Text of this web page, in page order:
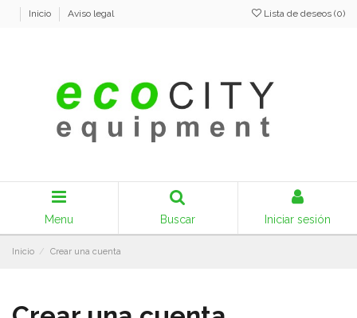
Inicio Aviso legal Lista de deseos (0)
Menu Buscar Iniciar sesión
Inicio Crear una cuenta